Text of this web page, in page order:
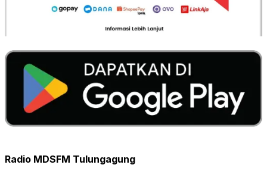
Radio MDSFM Tulungagung